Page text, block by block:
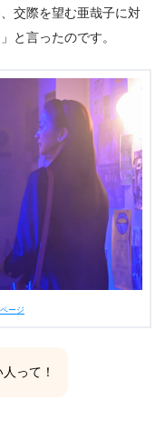
交際を望む亜哉子に対
と言ったのです。
ージ
って！